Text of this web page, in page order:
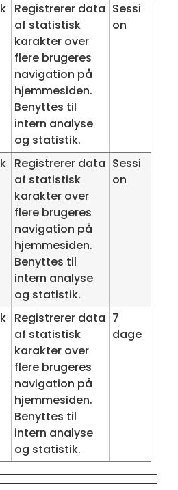
Registrerer data
af statistisk
karakter over
flere brugeres
navigation på
hjemmesiden.
Benyttes til
intern analyse
og statistik.
Sessi
on
Registrerer data
af statistisk
karakter over
flere brugeres
navigation på
hjemmesiden.
Benyttes til
intern analyse
og statistik.
Sessi
on
Registrerer data
af statistisk
karakter over
flere brugeres
navigation på
hjemmesiden.
Benyttes til
intern analyse
og statistik.
7
dage